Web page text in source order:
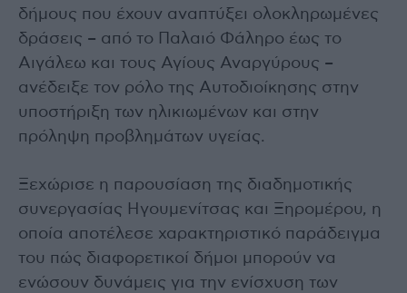
δήμους που έχουν αναπτύξει ολοκληρωμένες
δράσεις – από το Παλαιό Φάληρο έως το
Αιγάλεω και τους Αγίους Αναργύρους –
ανέδειξε τον ρόλο της Αυτοδιοίκησης στην
υποστήριξη των ηλικιωμένων και στην
πρόληψη προβλημάτων υγείας.
Ξεχώρισε η παρουσίαση της διαδημοτικής
συνεργασίας Ηγουμενίτσας και Ξηρομέρου, η
οποία αποτέλεσε χαρακτηριστικό παράδειγμα
του πώς διαφορετικοί δήμοι μπορούν να
ενώσουν δυνάμεις για την ενίσχυση των